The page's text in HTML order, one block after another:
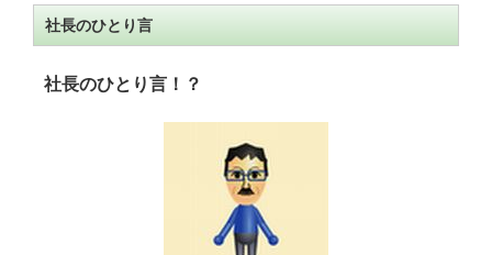
社長のひとり言
社長のひとり言！？